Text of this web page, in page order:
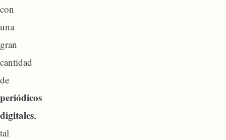
con
una
gran
cantidad
de
periódicos
digitales,
tal